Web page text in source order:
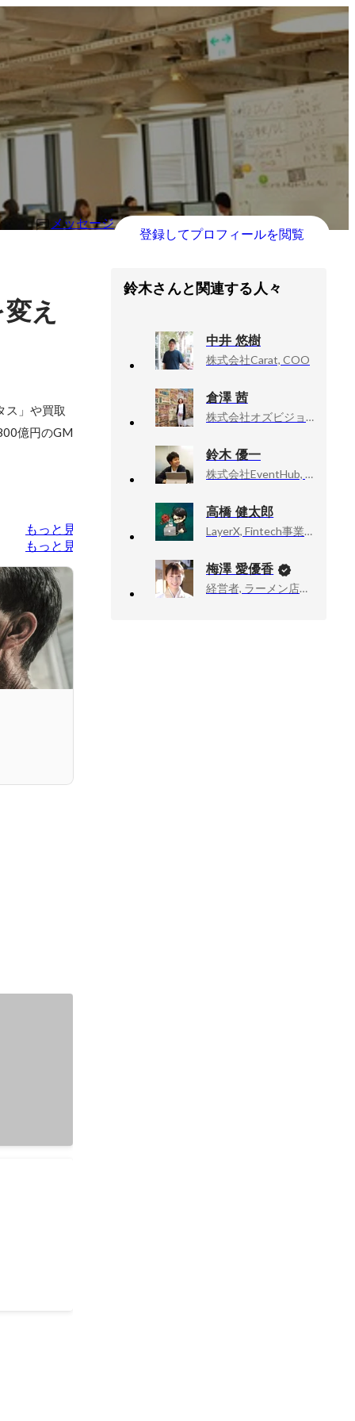
メッセージ
登録してプロフィールを閲覧
え
ス」や買取
億円のGM
もっと見る
もっと見る
鈴木さんと関連する人々
中井 悠樹
株式会社Carat, COO
倉澤 茜
株式会社オズビジョン, プロダクトマネージャー/エンジニアリングマネージャー
鈴木 優一
株式会社EventHub, Marketing & Inside sales Manager
高橋 健太郎
LayerX, Fintech事業部 VPoE
梅澤 愛優香
経営者, ラーメン店店主